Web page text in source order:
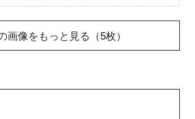
パーツ、ミルクびんでミルクをのませたり、いろ
いろな遊び方をご紹介します！
画像をもっと見る（5枚）